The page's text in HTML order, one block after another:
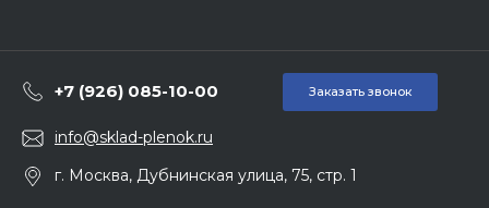
+7 (926) 085-10-00 Заказать звонок
info@sklad-plenok.ru
г. Москва, Дубнинская улица, 75, стр. 1